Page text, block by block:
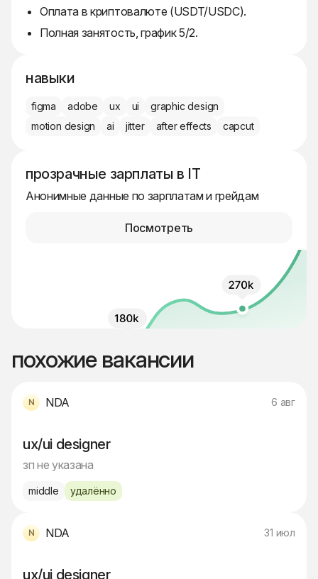
Оплата в криптовалюте (USDT/USDC).
Полная занятость, график 5/2.
навыки
figma adobe ux ui
graphic design
motion design
ai jitter after effects capcut
прозрачные зарплаты в IT
Анонимные данные по зарплатам и грейдам
Посмотреть
похожие вакансии
NDA 6 авг
ux/ui designer
зп не указана
middle удалённо
NDA 31 июл
ux/ui designer